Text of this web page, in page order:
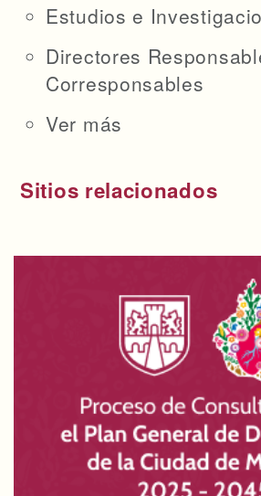
Estudios e
Directores
Corresponsables
Ver más
Sitios relacionados